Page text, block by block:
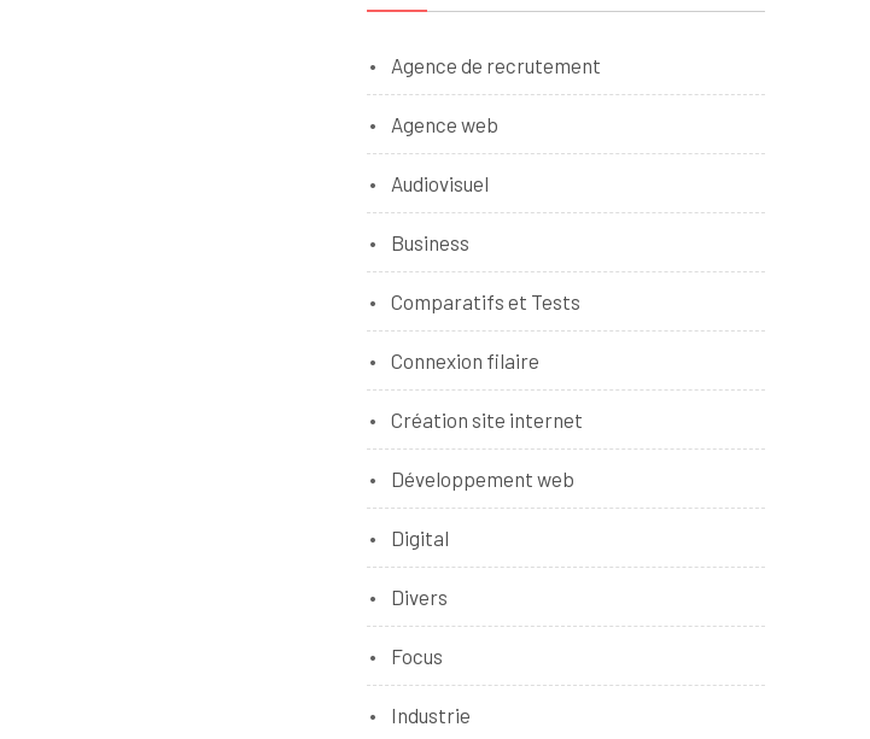
Agence de recrutement
Agence web
Audiovisuel
Business
Comparatifs et Tests
Connexion filaire
Création site internet
Développement web
Digital
Divers
Focus
Industrie